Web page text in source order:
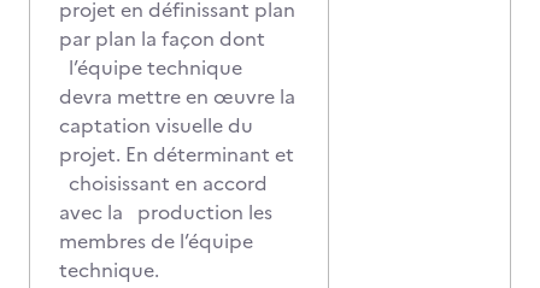
projet en définissant plan
par plan la façon dont
l’équipe technique
devra mettre en œuvre la
captation visuelle du
projet. En déterminant et
choisissant en accord
avec la production les
membres de l’équipe
technique.